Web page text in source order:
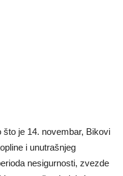
je 14. novembar, Bikovi
i unutrašnjeg
nesigurnosti, zvezde